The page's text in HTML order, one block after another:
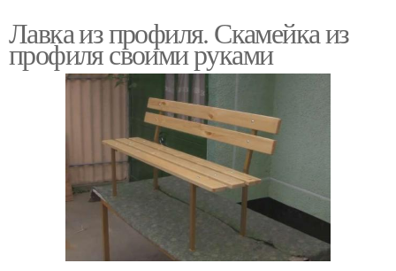
Лавка из профиля. Скамейка из
профиля своими руками